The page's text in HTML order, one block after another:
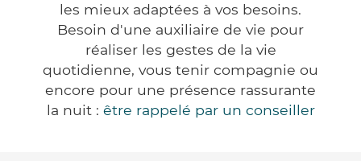
les mieux adaptées à vos besoins.
Besoin d'une auxiliaire de vie pour
réaliser les gestes de la vie
quotidienne, vous tenir compagnie ou
encore pour une présence rassurante
la nuit : être rappelé par un conseiller